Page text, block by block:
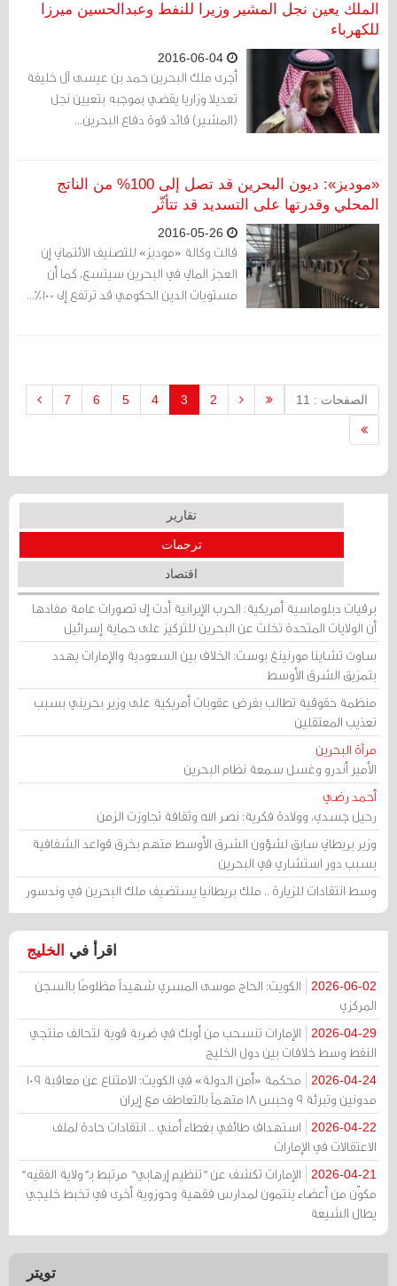
الملك يعين نجل المشير وزيرا للنفط وعبدالحسين ميرزا
للكهرباء
أجرى ملك البحرين حمد بن عيسى آل خليفة
تعديلا وزاريا يقضي بموجبه بتعيين نجل
(المشير) قائد قوة دفاع البحرين...
«موديز»: ديون البحرين قد تصل إلى 100% من الناتج
المحلي وقدرتها على التسديد قد تتأثّر
قالت وكالة «موديز» للتصنيف الائتماني إن
العجز المالي في البحرين سيتسع، كما أن
مستويات الدين الحكومي قد ترتفع إلى 100%...
الصفحات : 11 2
3
4
5
6
7
تقارير
ترجمات
اقتصاد
برقيات دبلوماسية أمريكية: الحرب الإيرانية أدت إلى تصورات عامة مفادها
أن الولايات المتحدة تخلت عن البحرين للتركيز على حماية إسرائيل
ساوث تشاينا مورنينغ بوست: الخلاف بين السعودية والإمارات يهدد
بتمزيق الشرق الأوسط
منظمة حقوقية تطالب بفرض عقوبات أمريكية على وزير بحريني بسبب
تعذيب المعتقلين
مرآة البحرين
الأمير أندرو وغسل سمعة نظام البحرين
أحمد رضي
رحيل جسدي، وولادة فكرية: نصر الله وثقافة تجاوزت الزمن
وزير بريطاني سابق لشؤون الشرق الأوسط متهم بخرق قواعد الشفافية
بسبب دور استشاري في البحرين
وسط انتقادات للزيارة .. ملك بريطانيا يستضيف ملك البحرين في وندسور
اقرأ في الخليج
2026-06-02
الكويت: الحاج موسى المسري شهيداً مظلومًا بالسجن
المركزي
2026-04-29
الإمارات تنسحب من أوبك في ضربة قوية لتحالف منتجي
النفط وسط خلافات بين دول الخليج
2026-04-24
محكمة «أمن الدولة» في الكويت: الامتناع عن معاقبة 109
مدونين وتبرئة 9 وحبس 18 متهماً بالتعاطف مع إيران
2026-04-22
استهداف طائفي بغطاء أمني .. انتقادات حادة لملف
الاعتقالات في الإمارات
2026-04-21
الإمارات تكشف عن "تنظيم إرهابي" مرتبط بـ"ولاية الفقيه"
مكوّن من أعضاء ينتمون لمدارس فقهية وحوزوية أخرى في تخبط خليجي
يطال الشيعة
تويتر